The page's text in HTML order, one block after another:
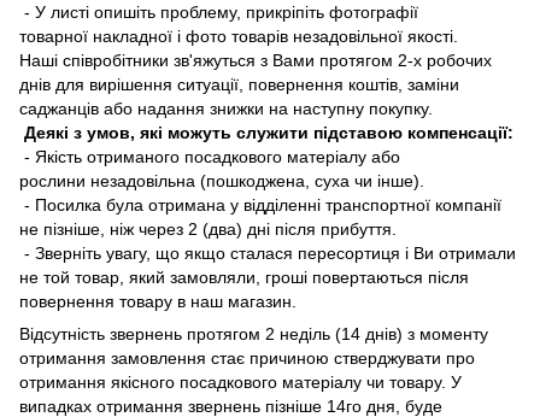
- У листі опишіть проблему, прикріпіть фотографії
товарної накладної і фото товарів незадовільної якості.
Наші співробітники зв'яжуться з Вами протягом 2-х робочих
днів для вирішення ситуації, повернення коштів, заміни
саджанців або надання знижки на наступну покупку.
Деякі з умов, які можуть служити підставою компенсації:
- Якість отриманого посадкового матеріалу або
рослини незадовільна (пошкоджена, суха чи інше).
- Посилка була отримана у відділенні транспортної компанії
не пізніше, ніж через 2 (два) дні після прибуття.
- Зверніть увагу, що якщо сталася пересортиця і Ви отримали
не той товар, який замовляли, гроші повертаються після
повернення товару в наш магазин.
Відсутність звернень протягом 2 неділь (14 днів) з моменту
отримання замовлення стає причиною стверджувати про
отримання якісного посадкового матеріалу чи товару. У
випадках отримання звернень пізніше 14го дня, буде